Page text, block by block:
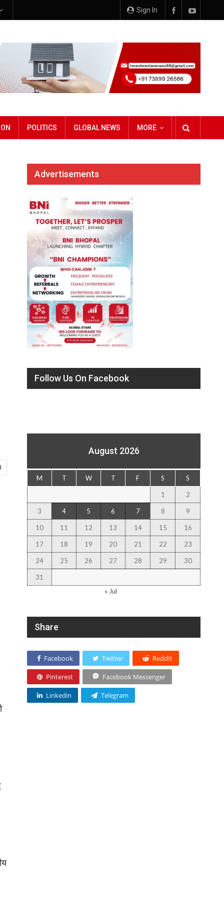
Sign In
POLITICS GLOBAL NEWS MORE
Advertisements
Follow Us On Facebook
August 2026
M T W T F S S
1 2
3 4 5 6 7 8 9
10 11 12 13 14 15 16
17 18 19 20 21 22 23
24 25 26 27 28 29 30
31
« Jul
Share
Facebook Twitter ReddIt
Pinterest Facebook Messenger
Linkedin Telegram